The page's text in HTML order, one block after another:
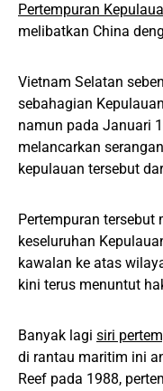
Pertempuran
melibatkan China
Vietnam Selatan
sebahagian
namun pada Januari
melancarkan
kepulauan tersebut
Pertempuran tersebut
keseluruhan
kawalan ke atas
kini terus menuntut
Banyak lagi siri
di rantau maritim ini
Reef pada 1988,